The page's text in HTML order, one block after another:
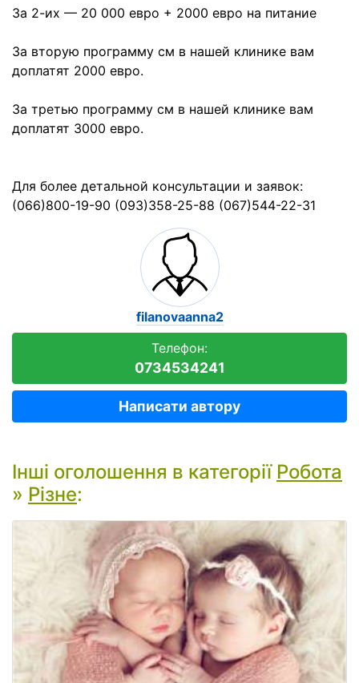
За 2-их — 20 000 евро + 2000 евро на питание
За вторую программу см в нашей клинике вам
доплатят 2000 евро.
За третью программу см в нашей клинике вам
доплатят 3000 евро.
Для более детальной консультации и заявок:
(066)800-19-90 (093)358-25-88 (067)544-22-31
filanovaanna2
Телефон:
0734534241
Написати автору
Інші оголошення в категорії Робота
» Різне: